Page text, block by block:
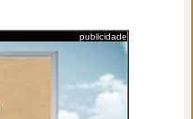
publicidade